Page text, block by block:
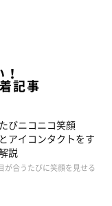
、ストレスが和
記事
びニコニコ笑顔
アイコンタクトをす
説
が合うたびに笑顔を見せる